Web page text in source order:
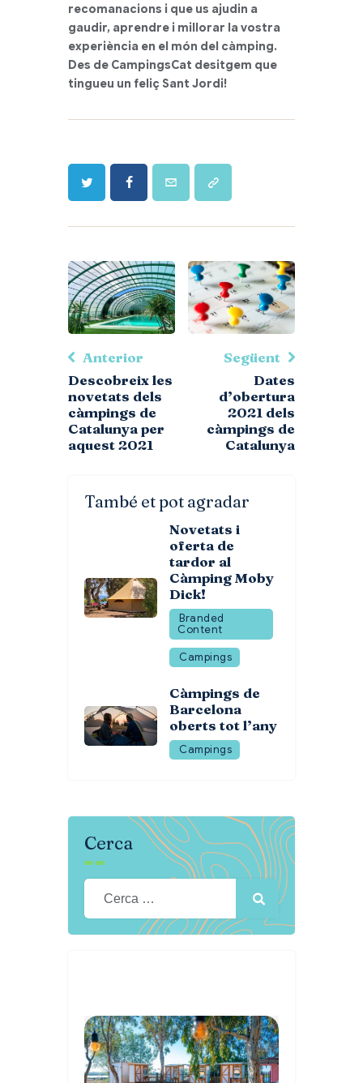
recomanacions i que us ajudin a
gaudir, aprendre i millorar la vostra
experiència en el món del càmping.
Des de CampingsCat desitgem que
tingueu un feliç Sant Jordi!
Anterior
Descobreix les
novetats dels
càmpings de
Catalunya per
aquest 2021
Següent
Dates
d’obertura
2021 dels
càmpings de
Catalunya
També et pot agradar
Novetats i
oferta de
tardor al
Càmping Moby
Dick!
Branded
Content
Campings
Càmpings de
Barcelona
oberts tot l’any
Campings
Cerca